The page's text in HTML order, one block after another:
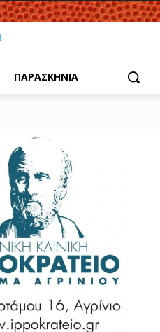
ΠΑΡΑΣΚΗΝΙΑ